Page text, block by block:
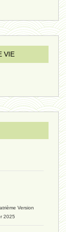
VIE
Version
2025